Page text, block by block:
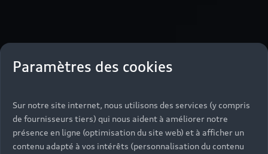
Paramètres des cookies
Sur notre site internet, nous utilisons des services (y compris
de fournisseurs tiers) qui nous aident à améliorer notre
présence en ligne (optimisation du site web) et à afficher un
contenu adapté à vos intérêts (personnalisation du contenu